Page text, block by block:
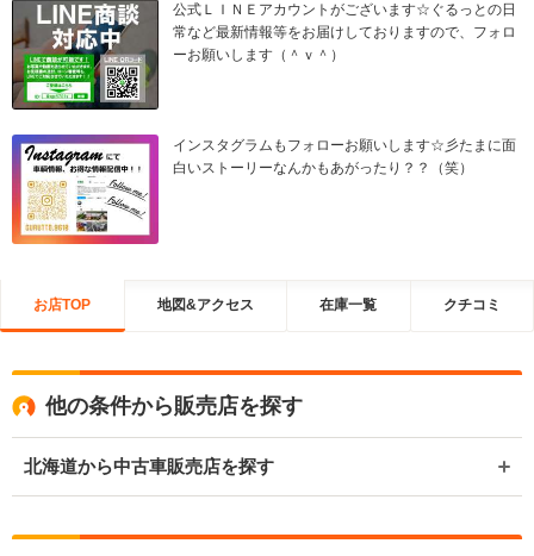
公式ＬＩＮＥアカウントがございます☆ぐるっとの日
常など最新情報等をお届けしておりますので、フォロ
ーお願いします（＾ｖ＾）
インスタグラムもフォローお願いします☆彡たまに面
白いストーリーなんかもあがったり？？（笑）
お店TOP 地図&アクセス 在庫一覧 クチコミ
他の条件から販売店を探す
北海道から中古車販売店を探す